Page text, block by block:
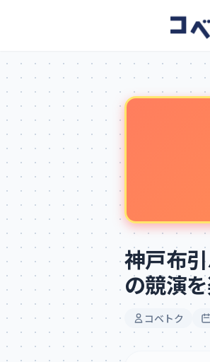
神戸布
の競演
コベトク